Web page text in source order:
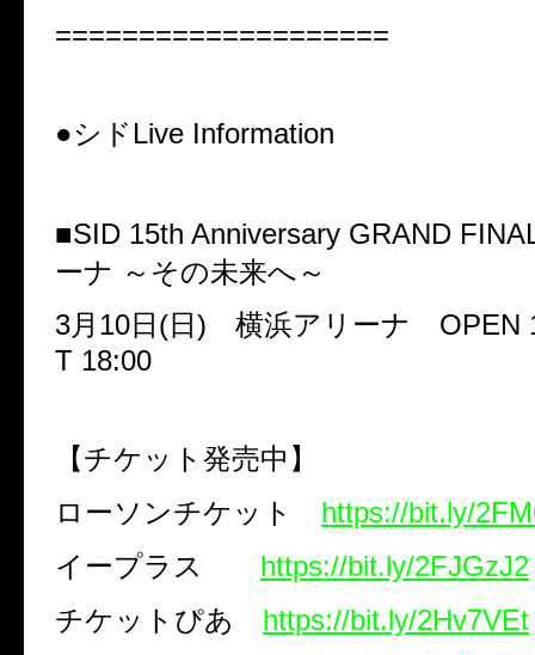
====================
●シド Live Information
■SID 15th Anniversary GRAND
ーナ ～その未来へ～
3月 10日(日) 横浜アリーナ OPEN
T 18:00
【チケット発売中】
ローソンチケット https://bit.ly/
イープラス https://bit.ly/2FJGzJ2
チケットぴあ https://bit.ly/2Hv7VEt